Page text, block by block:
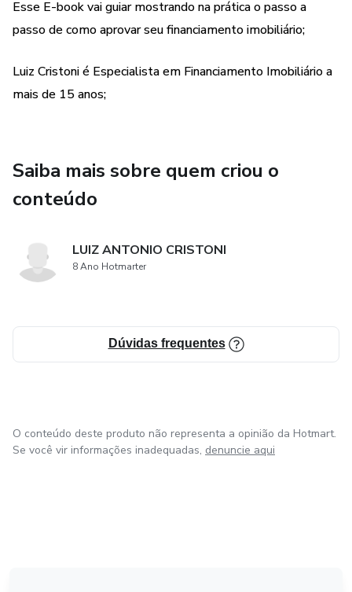
Esse E-book vai guiar mostrando na prática o passo a
passo de como aprovar seu financiamento imobiliário;
Luiz Cristoni é Especialista em Financiamento Imobiliário a
mais de 15 anos;
Saiba mais sobre quem criou o
conteúdo
LUIZ ANTONIO CRISTONI
8 Ano Hotmarter
Dúvidas frequentes
O conteúdo deste produto não representa a opinião da Hotmart.
Se você vir informações inadequadas, denuncie aqui